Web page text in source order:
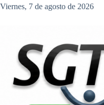
Saltar
Viernes, 7 de agosto de 2026